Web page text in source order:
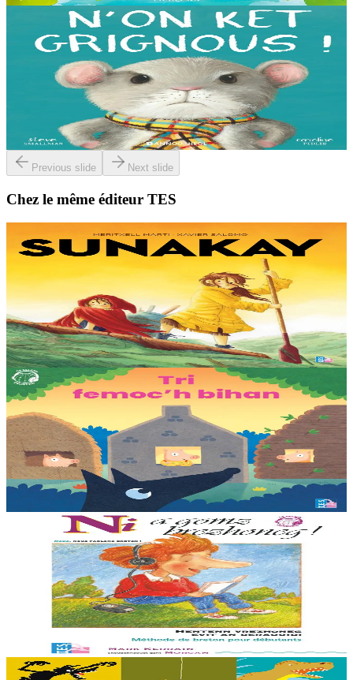
Bannoù-heol
I'm not grumpy!
À la lisière de la forêt vit une petite souris. C'est la souris la plus
grognonne et la plus hargneuse des environs, jusqu'à sa rencontre
avec un petit blaireau...
En stock13,00 €
Previous slide Next slide
Chez le même éditeur TES
TES
Sunakay
La mer est devenue une immense décharge dépourvue de vie sous-
marine. Deux soeurs survivent sur une île de plastique, au milieu des
déchets. Mais un évènement...
En stock25,00 €
3 ans et plus
TES
Les trois petits cochons
Il était une fois trois joyeux petits cochons qui vivaient avec leurs
parents. Il était temps pour chacun d’avoir sa propre maison ! Cette
collection propose...
12,00 €
11 ans et plus
Ni a gomz brezhoneg (méthode de langue)
Méthode de breton pour les débutants du lycée. Sans CD : un code
dans le livre permet d’écouter les enregistrements en ligne.
Troisième édition.
23,00 €
5 ans et plus